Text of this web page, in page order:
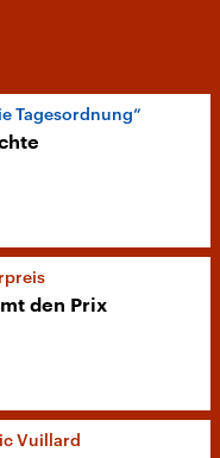
Tagesordnung“
den Prix
Vuillard